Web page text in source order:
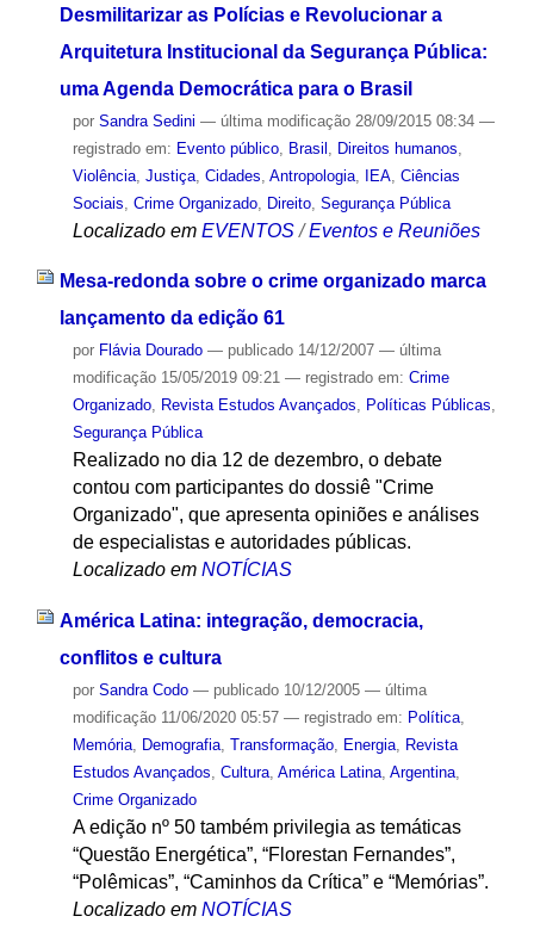
Desmilitarizar as Polícias e Revolucionar a
Arquitetura Institucional da Segurança Pública:
uma Agenda Democrática para o Brasil
por Sandra Sedini — última modificação28/09/2015 08:34 —
registrado em: Evento público, Brasil Direitos humanos
Violência, Justiça, Cidades Antropologia, IEA, Ciências
Sociais Crime Organizado, Direito, Segurança Pública
Localizado em EVENTOS /Eventos e Reuniões
Mesa-redonda sobre o crime organizado marca
lançamento da edição 61
por Flávia Dourado — publicado14/12/2007 — última
modificação15/05/2019 09:21 — registrado em: Crime
Organizado, Revista Estudos Avançados, Políticas Públicas,
Segurança Pública
Realizado no dia 12 de dezembro, o debate
contou com participantes do dossiê "Crime
Organizado", que apresenta opiniões e análises
de especialistas e autoridades públicas.
Localizado em NOTÍCIAS
América Latina: integração, democracia,
conflitos e cultura
por Sandra Codo — publicado10/12/2005 — última
modificação11/06/2020 05:57 — registrado em: Política,
Memória, Demografia, Transformação, Energia, Revista
Estudos Avançados, Cultura, América Latina, Argentina,
Crime Organizado
A edição nº 50 também privilegia as temáticas
“Questão Energética”, “Florestan Fernandes”,
“Polêmicas”, “Caminhos da Crítica” e “Memórias”.
Localizado em NOTÍCIAS